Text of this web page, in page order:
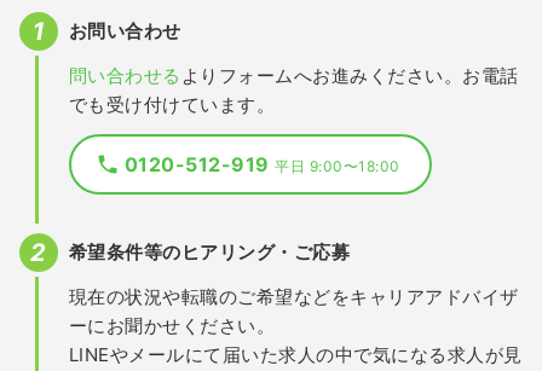
お問い合わせ
問い合わせる よりフォームへお進みください。お電話
でも受け付けています。
0120-512-919平日 9:00〜18:00
希望条件等のヒアリング・ご応募
現在の状況や転職のご希望などをキャリアアドバイザ
ーにお聞かせください。
LINEやメールにて届いた求人の中で気になる求人が見